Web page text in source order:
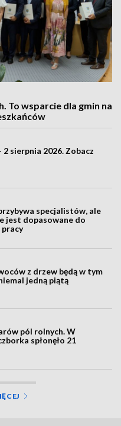
To wsparcie dla gmin na
2 sierpnia 2026. Zobacz
specjalistów, ale
jest dopasowane do
z drzew będą w tym
jedną piątą
pól rolnych. W
spłonęło 21